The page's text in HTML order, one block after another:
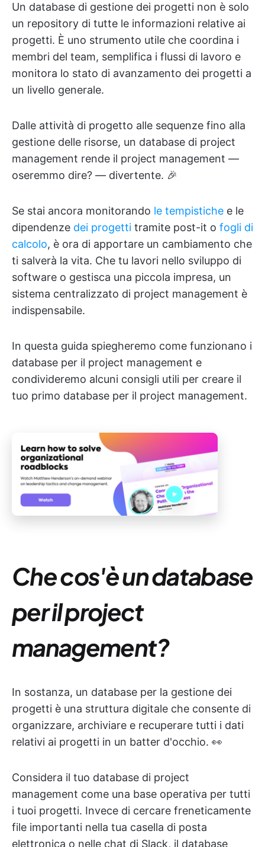
Un database di gestione dei progetti non è solo
un repository di tutte le informazioni relative ai
progetti. È uno strumento utile che coordina i
membri del team, semplifica i flussi di lavoro e
monitora lo stato di avanzamento dei progetti a
un livello generale.
Dalle attività di progetto alle sequenze fino alla
gestione delle risorse, un database di project
management rende il project management —
oseremmo dire? — divertente. 🎉
Se stai ancora monitorando le tempistiche e le
dipendenze dei progetti tramite post-it o fogli di
calcolo, è ora di apportare un cambiamento che
ti salverà la vita. Che tu lavori nello sviluppo di
software o gestisca una piccola impresa, un
sistema centralizzato di project management è
indispensabile.
In questa guida spiegheremo come funzionano i
database per il project management e
condivideremo alcuni consigli utili per creare il
tuo primo database per il project management.
Che cos'è un database
per il project
management?
In sostanza, un database per la gestione dei
progetti è una struttura digitale che consente di
organizzare, archiviare e recuperare tutti i dati
relativi ai progetti in un batter d'occhio. 👀
Considera il tuo database di project
management come una base operativa per tutti
i tuoi progetti. Invece di cercare freneticamente
file importanti nella tua casella di posta
elettronica o nelle chat di Slack, il database